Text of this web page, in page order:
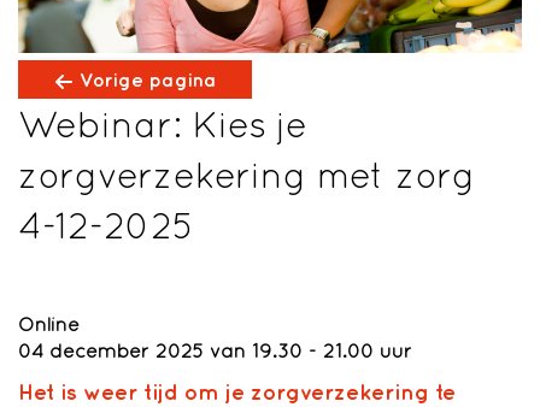
Vorige pagina
Webinar: Kies je
zorgverzekering met zorg
4-12-2025
Online
04 december 2025 van 19.30 - 21.00 uur
Het is weer tijd om je zorgverzekering te